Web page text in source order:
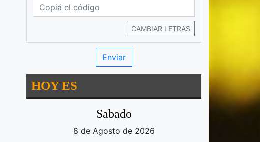
CAMBIAR LETRAS
HOY ES
Sabado
8 de Agosto de 2026